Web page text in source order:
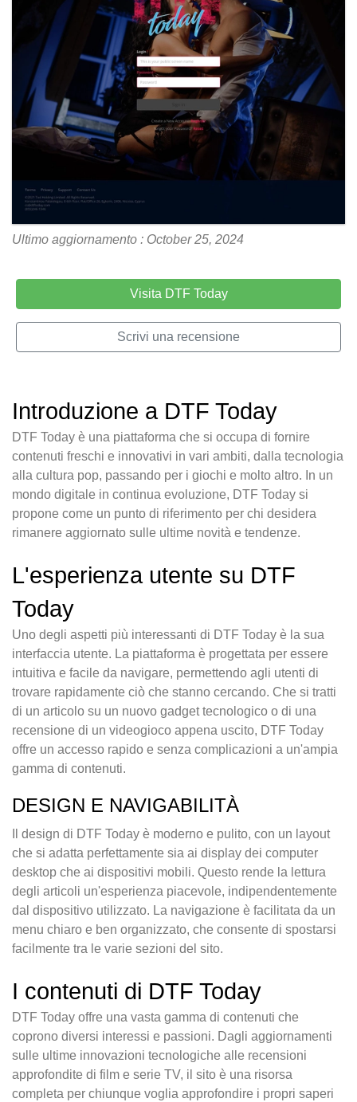
Ultimo aggiornamento : October 25, 2024
Visita DTF Today
Scrivi una recensione
Introduzione a DTF Today
DTF Today è una piattaforma che si occupa di fornire
contenuti freschi e innovativi in vari ambiti, dalla tecnologia
alla cultura pop, passando per i giochi e molto altro. In un
mondo digitale in continua evoluzione, DTF Today si
propone come un punto di riferimento per chi desidera
rimanere aggiornato sulle ultime novità e tendenze.
L'esperienza utente su DTF
Today
Uno degli aspetti più interessanti di DTF Today è la sua
interfaccia utente. La piattaforma è progettata per essere
intuitiva e facile da navigare, permettendo agli utenti di
trovare rapidamente ciò che stanno cercando. Che si tratti
di un articolo su un nuovo gadget tecnologico o di una
recensione di un videogioco appena uscito, DTF Today
offre un accesso rapido e senza complicazioni a un'ampia
gamma di contenuti.
DESIGN E NAVIGABILITÀ
Il design di DTF Today è moderno e pulito, con un layout
che si adatta perfettamente sia ai display dei computer
desktop che ai dispositivi mobili. Questo rende la lettura
degli articoli un'esperienza piacevole, indipendentemente
dal dispositivo utilizzato. La navigazione è facilitata da un
menu chiaro e ben organizzato, che consente di spostarsi
facilmente tra le varie sezioni del sito.
I contenuti di DTF Today
DTF Today offre una vasta gamma di contenuti che
coprono diversi interessi e passioni. Dagli aggiornamenti
sulle ultime innovazioni tecnologiche alle recensioni
approfondite di film e serie TV, il sito è una risorsa
completa per chiunque voglia approfondire i propri saperi